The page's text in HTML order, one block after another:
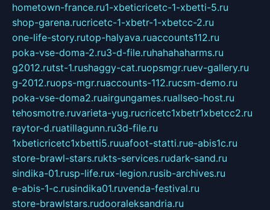
hometown-france.ru1-xbeticricetc-1-xbetti-5.ru
shop-garena.rucricetc-1-xbetr-1-xbetcc-2.ru
one-life-story.rutop-halyava.ruaccounts112.ru
poka-vse-doma-2.ru3-d-file.ruhahahaharms.ru
g2012.rutst-1.rushaggy-cat.ruopsmgr.ruev-gallery.ru
g-2012.ruops-mgr.ruaccounts-112.rucsm-demo.ru
poka-vse-doma2.ruairgungames.ruallseo-host.ru
tehosmotre.ruvarieta-yug.rucricetc1xbetr1xbetcc2.ru
raytor-d.ruatillagunn.ru3d-file.ru
1xbeticricetc1xbetti5.ruuafoot-statti.rue-abis1c.ru
store-brawl-stars.rukts-services.rudark-sand.ru
sindika-01.rusp-life.rux-legion.rusib-archives.ru
e-abis-1-c.rusindika01.ruvenda-festival.ru
store-brawlstars.rudooraleksandria.ru